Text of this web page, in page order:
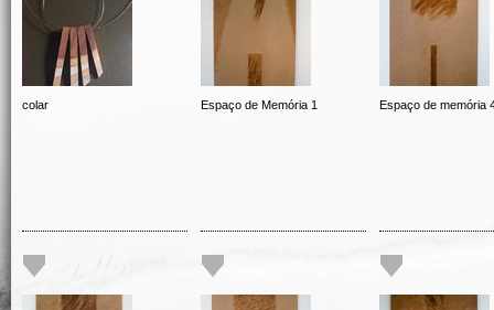
colar Espaço de Memória 1 Espaço de memória